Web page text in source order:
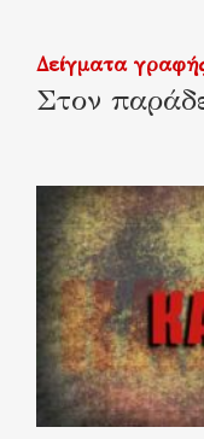
Δείγματα
Στον